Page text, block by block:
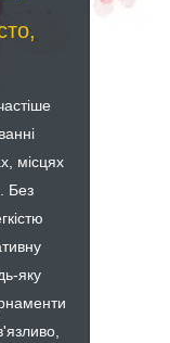
місцях
Без
яку